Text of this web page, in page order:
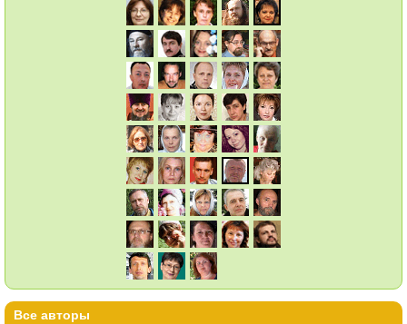
Все авторы